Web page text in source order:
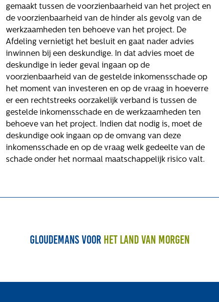
gemaakt tussen de voorzienbaarheid van het project en
de voorzienbaarheid van de hinder als gevolg van de
werkzaamheden ten behoeve van het project. De
Afdeling vernietigt het besluit en gaat nader advies
inwinnen bij een deskundige. In dat advies moet de
deskundige in ieder geval ingaan op de
voorzienbaarheid van de gestelde inkomensschade op
het moment van investeren en op de vraag in hoeverre
er een rechtstreeks oorzakelijk verband is tussen de
gestelde inkomensschade en de werkzaamheden ten
behoeve van het project. Indien dat nodig is, moet de
deskundige ook ingaan op de omvang van deze
inkomensschade en op de vraag welk gedeelte van de
schade onder het normaal maatschappelijk risico valt.
Gloudemans voor het land van morgen